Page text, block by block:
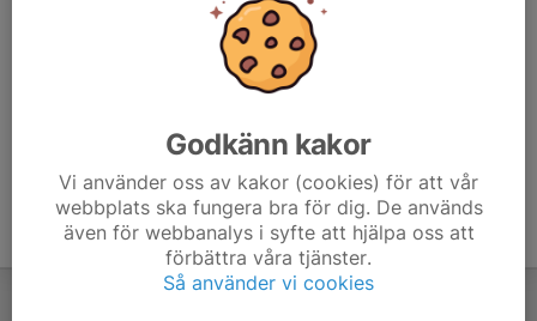
Godkänn kakor
Vi använder oss av kakor (cookies) för att vår
webbplats ska fungera bra för dig. De används
även för webbanalys i syfte att hjälpa oss att
förbättra våra tjänster.
Så använder vi cookies